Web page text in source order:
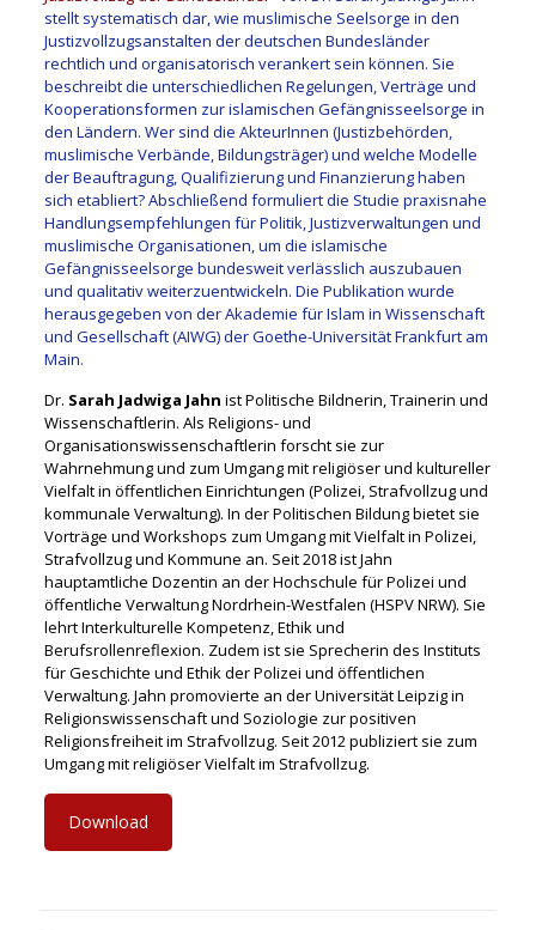
stellt systematisch dar, wie muslimische Seelsorge in den
Justizvollzugsanstalten der deutschen Bundesländer
rechtlich und organisatorisch verankert sein können. Sie
beschreibt die unterschiedlichen Regelungen, Verträge und
Kooperationsformen zur islamischen Gefängnisseelsorge in
den Ländern. Wer sind die AkteurInnen (Justizbehörden,
muslimische Verbände, Bildungsträger) und welche Modelle
der Beauftragung, Qualifizierung und Finanzierung haben
sich etabliert? Abschließend formuliert die Studie praxisnahe
Handlungsempfehlungen für Politik, Justizverwaltungen und
muslimische Organisationen, um die islamische
Gefängnisseelsorge bundesweit verlässlich auszubauen
und qualitativ weiterzuentwickeln. Die Publikation wurde
herausgegeben von der Akademie für Islam in Wissenschaft
und Gesellschaft (AIWG) der Goethe-Universität Frankfurt am
Main.
Dr. Sarah Jadwiga Jahn ist Politische Bildnerin, Trainerin und
Wissenschaftlerin. Als Religions- und
Organisationswissenschaftlerin forscht sie zur
Wahrnehmung und zum Umgang mit religiöser und kultureller
Vielfalt in öffentlichen Einrichtungen (Polizei, Strafvollzug und
kommunale Verwaltung). In der Politischen Bildung bietet sie
Vorträge und Workshops zum Umgang mit Vielfalt in Polizei,
Strafvollzug und Kommune an. Seit 2018 ist Jahn
hauptamtliche Dozentin an der Hochschule für Polizei und
öffentliche Verwaltung Nordrhein-Westfalen (HSPV NRW). Sie
lehrt Interkulturelle Kompetenz, Ethik und
Berufsrollenreflexion. Zudem ist sie Sprecherin des Instituts
für Geschichte und Ethik der Polizei und öffentlichen
Verwaltung. Jahn promovierte an der Universität Leipzig in
Religionswissenschaft und Soziologie zurpositiven
Religionsfreiheit im Strafvollzug. Seit 2012 publiziert sie zum
Umgang mit religiöser Vielfalt im Strafvollzug.
Download